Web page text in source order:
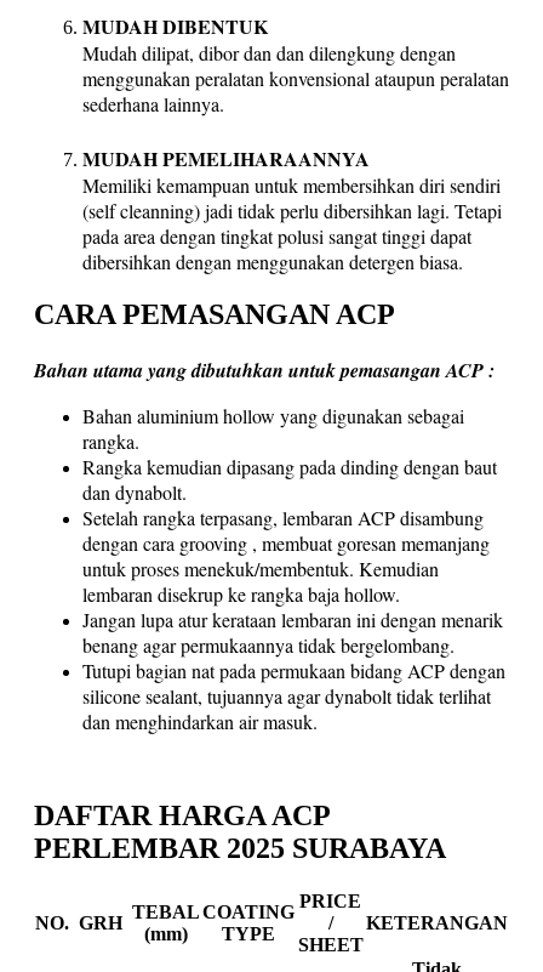
MUDAH DIBENTUK
Mudah dilipat, dibor dan dan dilengkung dengan
menggunakan peralatan konvensional ataupun peralatan
sederhana lainnya.
MUDAH PEMELIHARAANNYA
Memiliki kemampuan untuk membersihkan diri sendiri
(self cleanning) jadi tidak perlu dibersihkan lagi. Tetapi
pada area dengan tingkat polusi sangat tinggi dapat
dibersihkan dengan menggunakan detergen biasa.
CARA PEMASANGAN ACP
Bahan utama yang dibutuhkan untuk pemasangan ACP :
Bahan aluminium hollow yang digunakan sebagai
rangka.
Rangka kemudian dipasang pada dinding dengan baut
dan dynabolt.
Setelah rangka terpasang, lembaran ACP disambung
dengan cara grooving , membuat goresan memanjang
untuk proses menekuk/membentuk. Kemudian
lembaran disekrup ke rangka baja hollow.
Jangan lupa atur kerataan lembaran ini dengan menarik
benang agar permukaannya tidak bergelombang.
Tutupi bagian nat pada permukaan bidang ACP dengan
silicone sealant, tujuannya agar dynabolt tidak terlihat
dan menghindarkan air masuk.
DAFTAR HARGA ACP
PERLEMBAR 2025 SURABAYA
NO. GRH
TEBAL
(mm)
COATING
TYPE
PRICE
/
SHEET
KETERANGAN